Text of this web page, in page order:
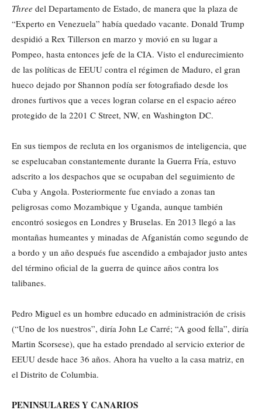
Three del Departamento de Estado, de manera que la plaza de
“Experto en Venezuela” había quedado vacante. Donald Trump
despidió a Rex Tillerson en marzo y movió en su lugar a
Pompeo, hasta entonces jefe de la CIA. Visto el endurecimiento
de las políticas de EEUU contra el régimen de Maduro, el gran
hueco dejado por Shannon podía ser fotografiado desde los
drones furtivos que a veces logran colarse en el espacio aéreo
protegido de la 2201 C Street, NW, en Washington DC.
En sus tiempos de recluta en los organismos de inteligencia, que
se espelucaban constantemente durante la Guerra Fría, estuvo
adscrito a los despachos que se ocupaban del seguimiento de
Cuba y Angola. Posteriormente fue enviado a zonas tan
peligrosas como Mozambique y Uganda, aunque también
encontró sosiegos en Londres y Bruselas. En 2013 llegó a las
montañas humeantes y minadas de Afganistán como segundo de
a bordo y un año después fue ascendido a embajador justo antes
del término oficial de la guerra de quince años contra los
talibanes.
Pedro Miguel es un hombre educado en administración de crisis
(“Uno de los nuestros”, diría John Le Carré; “A good fella”, diría
Martin Scorsese), que ha estado prendado al servicio exterior de
EEUU desde hace 36 años. Ahora ha vuelto a la casa matriz, en
el Distrito de Columbia.
PENINSULARES Y CANARIOS